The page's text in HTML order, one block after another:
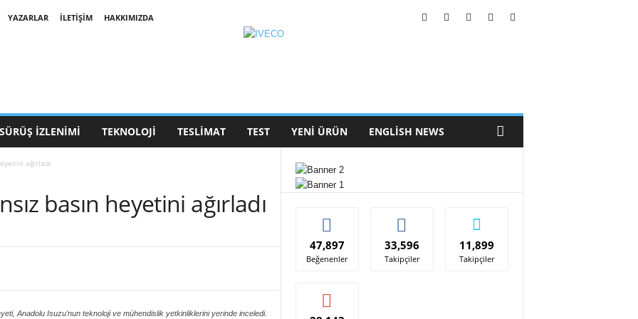
YAZARLAR İLETIŞIM
HAKKIMIZDA
SÜRÜŞ İZLENIMI TEKNOLOJI TESLIMAT TEST YENI ÜRÜN ENGLISH NEWS
ağırladı
basın heyetini ağırladı
Anadolu Isuzu'nun teknoloji ve mühendislik yetkinliklerini yerinde inceledi.
47,897
Beğenenler
33,596
Takipçiler
11,899
Takipçiler